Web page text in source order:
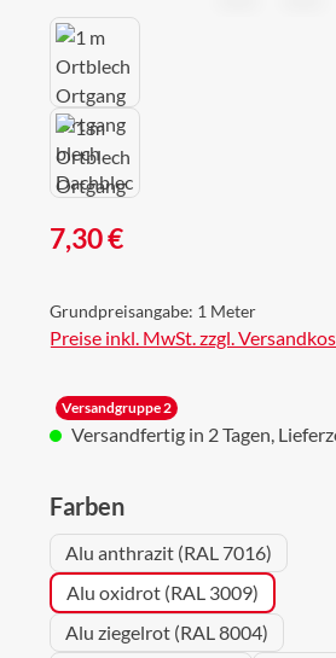
Regulärer Preis:
7,30 €
Grundpreisangabe: 1 Meter
Preise inkl. MwSt. zzgl.
Versandgruppe 2
Versandfertig in 2 Tagen,
Farbenauswählen
Alu anthrazit (RAL 7016)
Alu oxidrot (RAL 3009)
Alu ziegelrot (RAL 8004)